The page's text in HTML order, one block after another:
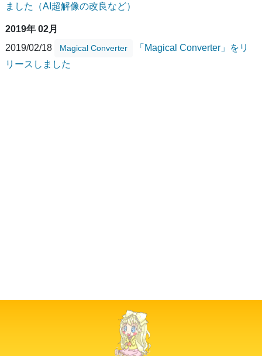
ました（AI超解像の改良など）
2019年 02月
2019/02/18
Magical Converter
「Magical Converter」をリ
リースしました